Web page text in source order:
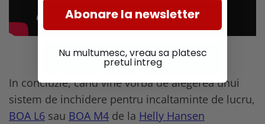
In concluzie, cand vine vorba de alegerea unui
sistem de inchidere pentru incaltaminte de lucru,
BOA L6 sau BOA M4 de la Helly Hansen
Abonare la newsletter
Nu multumesc, vreau sa platesc
pretul intreg